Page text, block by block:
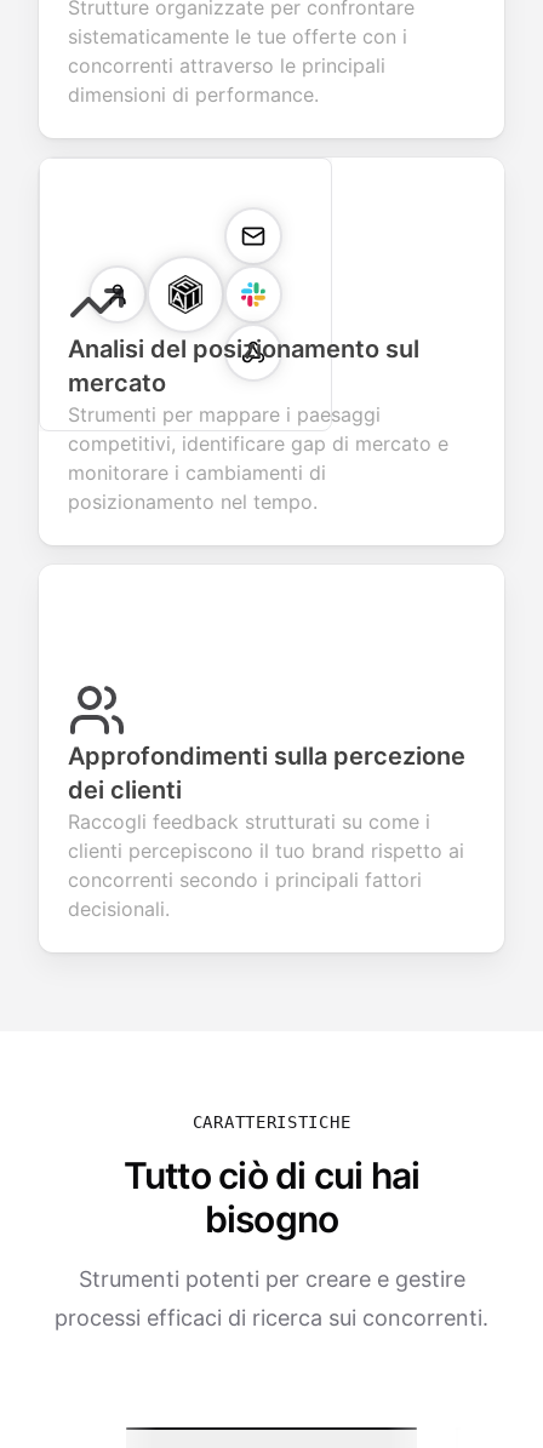
Strutture organizzate per confrontare
sistematicamente le tue offerte con i
concorrenti attraverso le principali
dimensioni di performance.
Analisi del posizionamento sul
mercato
Strumenti per mappare i paesaggi
competitivi, identificare gap di mercato e
monitorare i cambiamenti di
posizionamento nel tempo.
Approfondimenti sulla percezione
dei clienti
Raccogli feedback strutturati su come i
clienti percepiscono il tuo brand rispetto ai
concorrenti secondo i principali fattori
decisionali.
CARATTERISTICHE
Tutto ciò di cui hai
bisogno
Strumenti potenti per creare e gestire
processi efficaci di ricerca sui concorrenti.